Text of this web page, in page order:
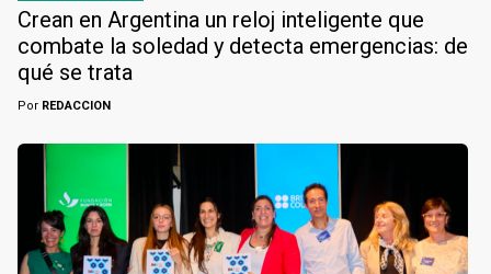
Crean en Argentina un reloj inteligente que
combate la soledad y detecta emergencias: de
qué se trata
Por REDACCION